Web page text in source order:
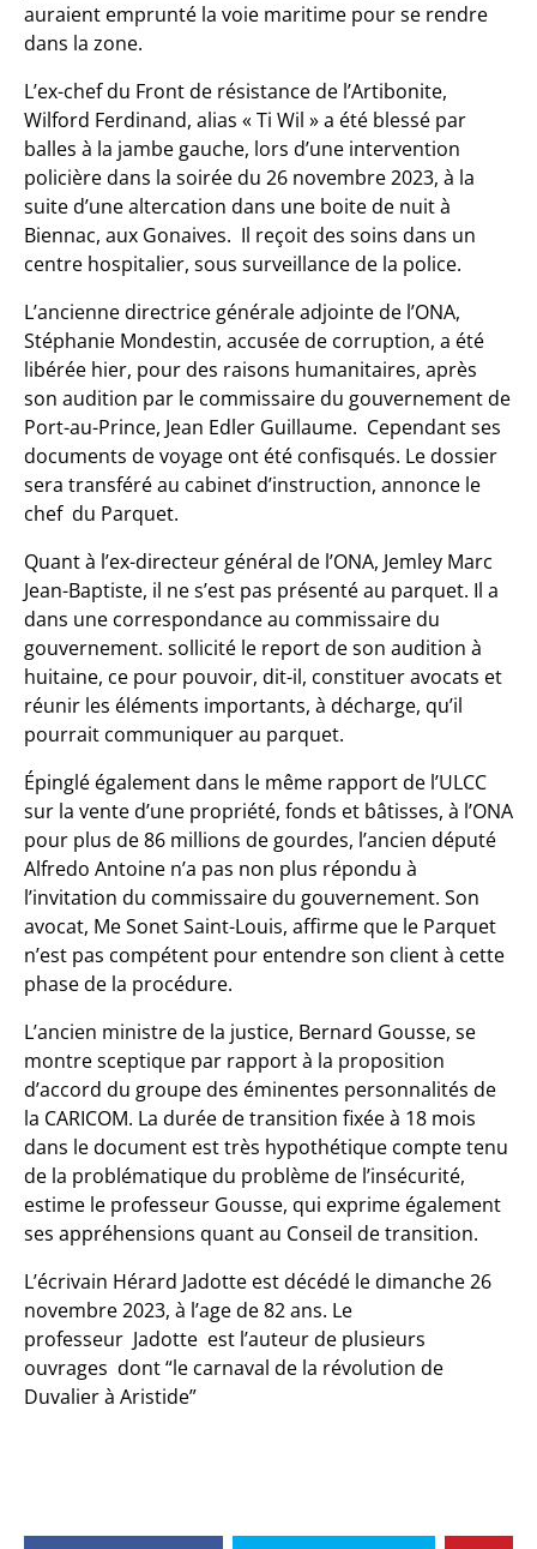
auraient emprunté la voie maritime pour se rendre
dans la zone.
L’ex-chef du Front de résistance de l’Artibonite,
Wilford Ferdinand, alias « Ti Wil » a été blessé par
balles à la jambe gauche, lors d’une intervention
policière dans la soirée du 26 novembre 2023, à la
suite d’une altercation dans une boite de nuit à
Biennac, aux Gonaives. Il reçoit des soins dans un
centre hospitalier, sous surveillance de la police.
L’ancienne directrice générale adjointe de l’ONA,
Stéphanie Mondestin, accusée de corruption, a été
libérée hier, pour des raisons humanitaires, après
son audition par le commissaire du gouvernement de
Port-au-Prince, Jean Edler Guillaume. Cependant ses
documents de voyage ont été confisqués. Le dossier
sera transféré au cabinet d’instruction, annonce le
chef du Parquet.
Quant à l’ex-directeur général de l’ONA, Jemley Marc
Jean-Baptiste, il ne s’est pas présenté au parquet. Il a
dans une correspondance au commissaire du
gouvernement. sollicité le report de son audition à
huitaine, ce pour pouvoir, dit-il, constituer avocats et
réunir les éléments importants, à décharge, qu’il
pourrait communiquer au parquet.
Épinglé également dans le même rapport de l’ULCC
sur la vente d’une propriété, fonds et bâtisses, à l’ONA
pour plus de 86 millions de gourdes, l’ancien député
Alfredo Antoine n’a pas non plus répondu à
l’invitation du commissaire du gouvernement. Son
avocat, Me Sonet Saint-Louis, affirme que le Parquet
n’est pas compétent pour entendre son client à cette
phase de la procédure.
L’ancien ministre de la justice, Bernard Gousse, se
montre sceptique par rapport à la proposition
d’accord du groupe des éminentes personnalités de
la CARICOM. La durée de transition fixée à 18 mois
dans le document est très hypothétique compte tenu
de la problématique du problème de l’insécurité,
estime le professeur Gousse, qui exprime également
ses appréhensions quant au Conseil de transition.
L’écrivain Hérard Jadotte est décédé le dimanche 26
novembre 2023, à l’age de 82 ans. Le
professeur Jadotte est l’auteur de plusieurs
ouvrages dont “le carnaval de la révolution de
Duvalier à Aristide”